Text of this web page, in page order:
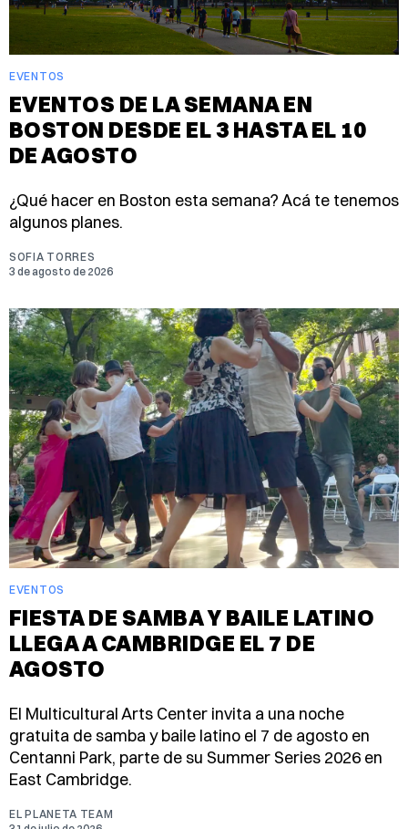
EVENTOS
EVENTOS DE LA SEMANA EN
BOSTON DESDE EL 3 HASTA EL 10
DE AGOSTO
¿Qué hacer en Boston esta semana? Acá te tenemos
algunos planes.
SOFIA TORRES
3 de agosto de 2026
EVENTOS
FIESTA DE SAMBA Y BAILE LATINO
LLEGA A CAMBRIDGE EL 7 DE
AGOSTO
El Multicultural Arts Center invita a una noche
gratuita de samba y baile latino el 7 de agosto en
Centanni Park, parte de su Summer Series 2026 en
East Cambridge.
EL PLANETA TEAM